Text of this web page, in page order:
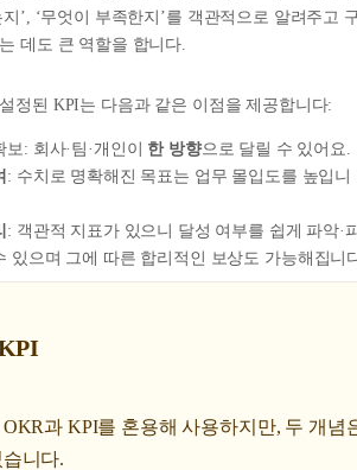
’, ‘무엇이 부족한지’를 객관적으로 알려주고
데도 큰 역할을 합니다.
정된 KPI는 다음과 같은 이점을 제공합니다:
보: 회사·팀·개인이 한 방향으로 달릴 수 있어요.
: 수치로 명확해진 목표는 업무 몰입도를 높입니
: 객관적 지표가 있으니 달성 여부를 쉽게 파악·
있으며 그에 따른 합리적인 보상도 가능해집니
과 KPI를 혼용해 사용하지만, 두 개념
니다.